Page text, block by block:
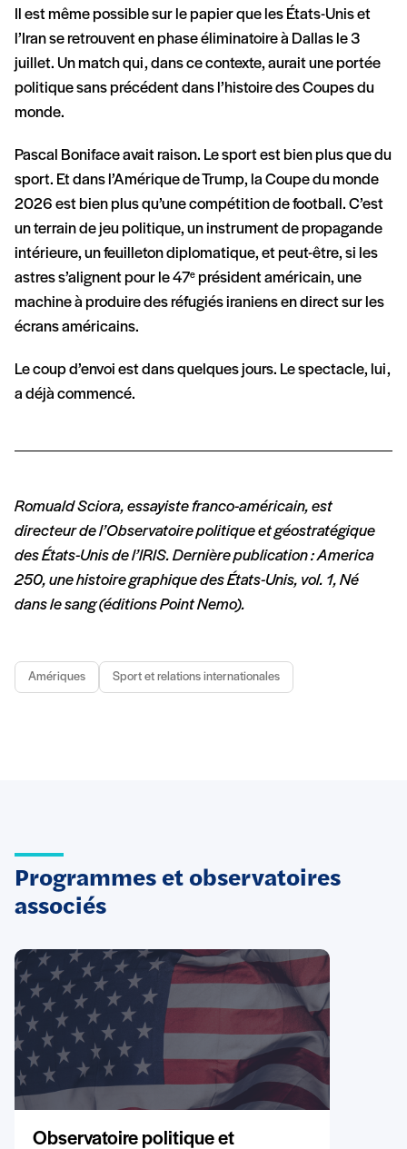
Il est même possible sur le papier que les États-Unis et
l’Iran se retrouvent en phase éliminatoire à Dallas le 3
juillet. Un match qui, dans ce contexte, aurait une portée
politique sans précédent dans l’histoire des Coupes du
monde.
Pascal Boniface avait raison. Le sport est bien plus que du
sport. Et dans l’Amérique de Trump, la Coupe du monde
2026 est bien plus qu’une compétition de football. C’est
un terrain de jeu politique, un instrument de propagande
intérieure, un feuilleton diplomatique, et peut-être, si les
astres s’alignent pour le 47e président américain, une
machine à produire des réfugiés iraniens en direct sur les
écrans américains.
Le coup d’envoi est dans quelques jours. Le spectacle, lui,
a déjà commencé.
Romuald Sciora, essayiste franco-américain, est
directeur de l’Observatoire politique et géostratégique
des États-Unis de l’IRIS. Dernière publication : America
250, une histoire graphique des États-Unis, vol. 1, Né
dans le sang (éditions Point Nemo).
Amériques Sport et relations internationales
Programmes et observatoires
associés
Observatoire politique et